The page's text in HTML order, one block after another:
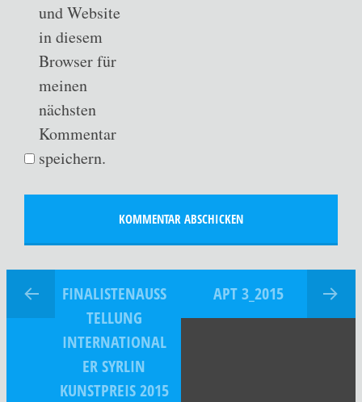
und Website
in diesem
Browser für
meinen
nächsten
Kommentar
speichern.
FINALISTENAUSS
TELLUNG
INTERNATIONAL
ER SYRLIN
KUNSTPREIS 2015
APT 3_2015